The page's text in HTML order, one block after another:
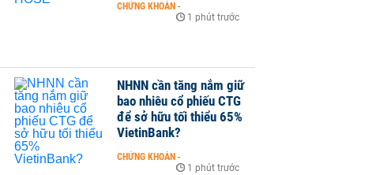
CHỨNG KHOÁN -
1 phút trước
NHNN cần tăng nắm giữ
bao nhiêu cổ phiếu CTG
để sở hữu tối thiểu 65%
VietinBank?
CHỨNG KHOÁN -
1 phút trước